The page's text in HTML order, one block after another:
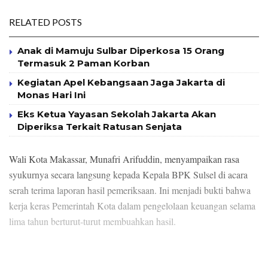
RELATED POSTS
Anak di Mamuju Sulbar Diperkosa 15 Orang
Termasuk 2 Paman Korban
Kegiatan Apel Kebangsaan Jaga Jakarta di
Monas Hari Ini
Eks Ketua Yayasan Sekolah Jakarta Akan
Diperiksa Terkait Ratusan Senjata
Wali Kota Makassar, Munafri Arifuddin, menyampaikan rasa
syukurnya secara langsung kepada Kepala BPK Sulsel di acara
serah terima laporan hasil pemeriksaan. Ini menjadi bukti bahwa
kerja keras Pemerintah Kota dalam pengelolaan keuangan selama
lima tahun berturut-turut membuahkan hasil.